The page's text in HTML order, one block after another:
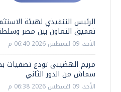
الرئيس التنفيذي لهيئة
تعميق التعاون بين مصر
الأحد، 09 اغسطس 2026 06:40 م
مريم الهضيبى تودع تصفيات
سماش من الدور الثاني
الأحد، 09 اغسطس 2026 06:38 م